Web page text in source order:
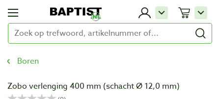
Boren
Zobo verlenging 400 mm (schacht Ø 12,0 mm)